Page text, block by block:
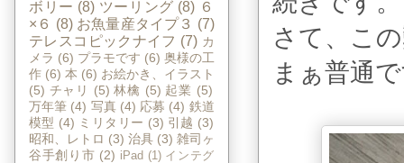
さて、こ
まぁ普通
ボリー (8) ツーリング (8) ６
×６ (8) お魚量産タイプ３ (7)
テレスコピックナイフ (7) カ
メラ (6) プラモです (6) 奥様の工
作 (6) 本 (6) お絵かき、イラスト
(5) チャリ (5) 林檎 (5) 起業 (5)
万年筆 (4) 写真 (4) 応募 (4) 鉄道
模型 (4) ミリタリー (3) 引越 (3)
昭和、レトロ (3) 治具 (3) 雑司ヶ
谷手創り市 (2) iPad (1) インテグ